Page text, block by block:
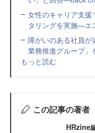
女性のキャリア支援
タリングを実施—エ
障がいのある社員が
業務推進グループ
もっと読む
この記事の著者
HRzine